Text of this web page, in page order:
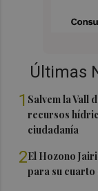
Últimas
1 Salvem la Vall
recursos
ciudadanía
2El Hozono
para su cuarto